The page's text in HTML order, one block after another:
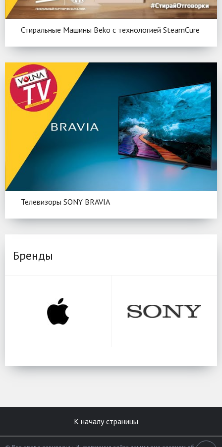
Стиральные Машины Beko c технологией SteamCure
Телевизоры SONY BRAVIA
Бренды
К началу страницы